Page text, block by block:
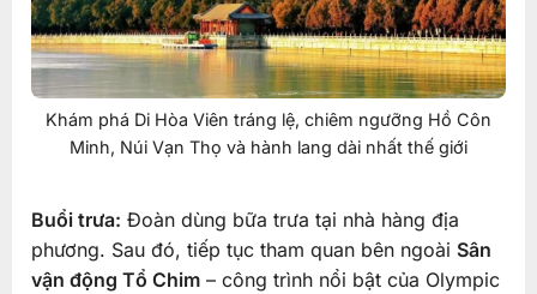
Khám phá Di Hòa Viên tráng lệ, chiêm ngưỡng Hồ Côn
Minh, Núi Vạn Thọ và hành lang dài nhất thế giới
Buổi trưa: Đoàn dùng bữa trưa tại nhà hàng địa
phương. Sau đó, tiếp tục tham quan bên ngoài Sân
vận động Tổ Chim– công trình nổi bật của Olympic